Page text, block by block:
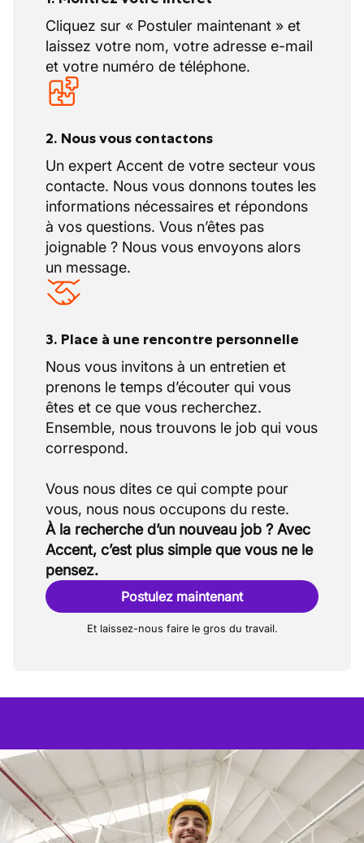
Cliquez sur « Postuler maintenant » et
laissez votre nom, votre adresse e-mail
et votre numéro de téléphone.
2. Nous vous contactons
Un expert Accent de votre secteur vous
contacte. Nous vous donnons toutes les
informations nécessaires et répondons
à vos questions. Vous n’êtes pas
joignable ? Nous vous envoyons alors
un message.
3. Place à une rencontre personnelle
Nous vous invitons à un entretien et
prenons le temps d’écouter qui vous
êtes et ce que vous recherchez.
Ensemble, nous trouvons le job qui vous
correspond.
Vous nous dites ce qui compte pour
À la recherche d’un nouveau job ? Avec
Accent, c’est plus simple que vous ne le
pensez.
Postulez maintenant
Et laissez-nous faire le gros du travail.